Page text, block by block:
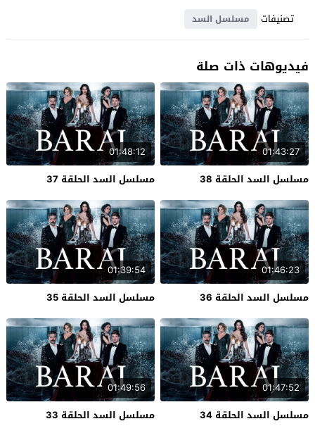
تصنيفات
مسلسل السد
فيديوهات ذات صلة
01:43:27
مسلسل السد الحلقة 38
01:48:12
مسلسل السد الحلقة 37
01:46:23
مسلسل السد الحلقة 36
01:39:54
مسلسل السد الحلقة 35
01:47:52
مسلسل السد الحلقة 34
01:49:56
مسلسل السد الحلقة 33